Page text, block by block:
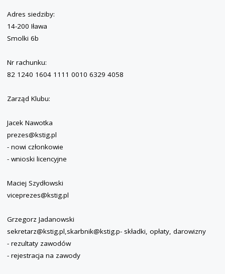
Adres siedziby:
14-200 Iława
Smolki 6b
Nr rachunku:
82 1240 1604 1111 0010 6329 4058
Zarząd Klubu:
Jacek Nawotka
prezes@kstig.pl
- nowi członkowie
- wnioski licencyjne
Maciej Szydłowski
viceprezes@kstig.pl
Grzegorz Jadanowski
sekretarz@kstig.pl,skarbnik@kstig.p- składki, opłaty, darowizny
- rezultaty zawodów
- rejestracja na zawody